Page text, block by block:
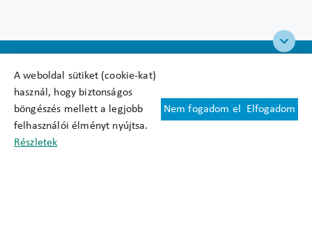
A weboldal sütiket (cookie-kat)
használ, hogy biztonságos
böngészés mellett a legjobb
felhasználói élményt nyújtsa.
Részletek
Nem fogadom el Elfogadom
Felhasználási feltételek